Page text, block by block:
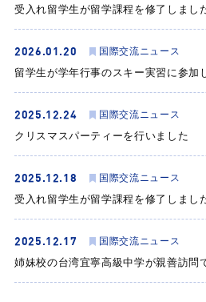
受入れ留学生が留学課程を修了しまし
2026.01.20 国際交流ニュース
留学生が学年行事のスキー実習に参加
2025.12.24 国際交流ニュース
クリスマスパーティーを行いました
2025.12.18 国際交流ニュース
受入れ留学生が留学課程を修了しまし
2025.12.17 国際交流ニュース
姉妹校の台湾宜寧高級中学が親善訪問